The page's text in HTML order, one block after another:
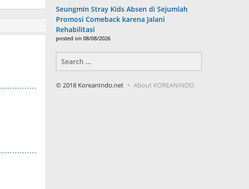
Seungmin Stray Kids Absen di Sejumlah
Promosi Comeback karena Jalani
Rehabilitasi
posted on 08/08/2026
for:
© 2018 KoreanIndo.net About KOREANINDO